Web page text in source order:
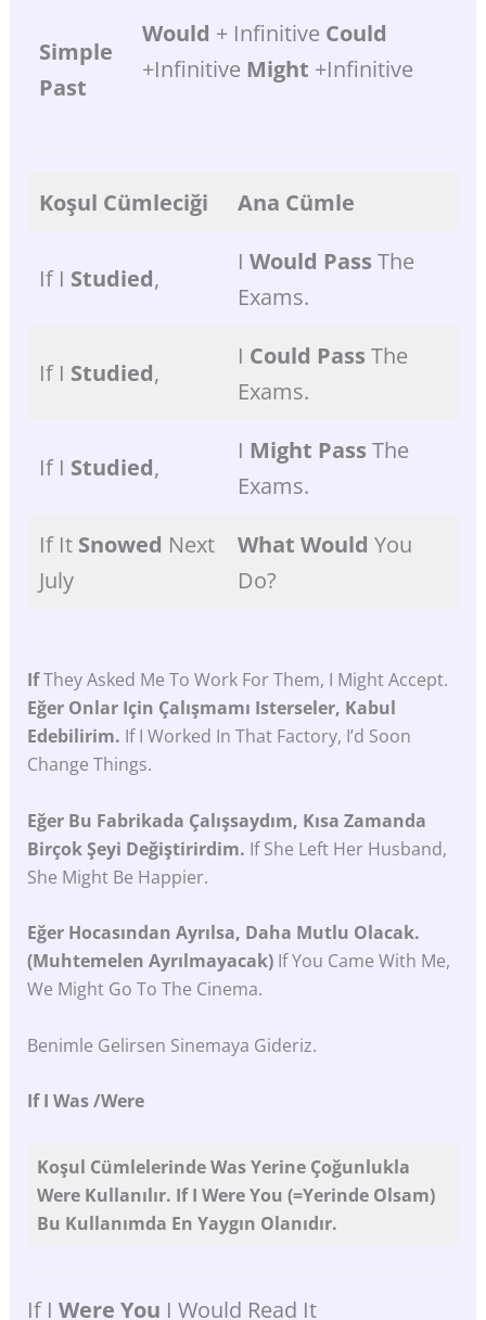
Simple
Past
Would + Infinitive Could
+infinitive Might +infinitive
Koşul Cümleciği Ana Cümle
If I Studied,
I Would Pass The
Exams.
If I Studied,
I Could Pass The
Exams.
If I Studied,
I Might Pass The
Exams.
If It Snowed Next
July
What Would You
Do?
IfThey Asked Me To Work For Them, I Might Accept.
Eğer Onlar Için Çalışmamı Isterseler, Kabul
Edebilirim. If I Worked In That Factory, I’d Soon
Change Things.
EğerBu Fabrikada Çalışsaydım, Kısa Zamanda
Birçok Şeyi Değiştirirdim. If She Left Her Husband,
She Might Be Happier.
Eğer Hocasından Ayrılsa, Daha Mutlu Olacak.
(muhtemelen Ayrılmayacak) If You Came With Me,
We Might Go To The Cinema.
Benimle Gelirsen Sinemaya Gideriz.
If I Was/were
Koşul CümlelerindeWasYerine Çoğunlukla
Were Kullanılır. If I WereYou (=yerinde Olsam)
Bu Kullanımda En Yaygın Olanıdır.
If I Were You I Would Read It